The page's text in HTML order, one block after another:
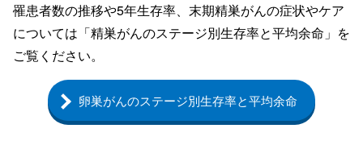
罹患者数の推移や5年生存率、末期精巣がんの症状やケア
については「精巣がんのステージ別生存率と平均余命」を
ご覧ください。
卵巣がんのステージ別生存率と平均余命